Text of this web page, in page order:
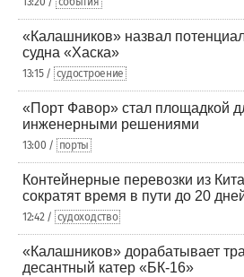
«Калашников» назвал
судна «Хаска»
13:15 / судостроение
«Порт Фавор» стал площадкой
инженерными решениями
13:00 / порты
Контейнерные перевозки из
сократят время в пути до 20
12:42 / судоходство
«Калашников» дорабатывает
десантный катер «БК-16»